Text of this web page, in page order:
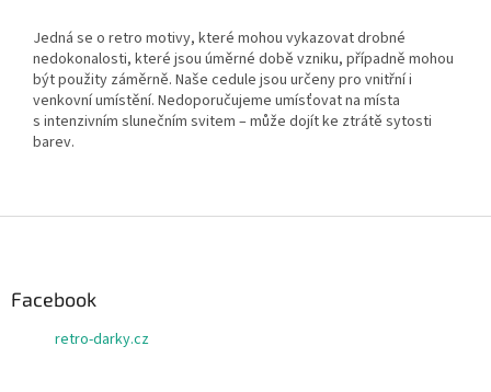
Jedná se o retro motivy, které mohou vykazovat drobné
nedokonalosti, které jsou úměrné době vzniku, případně mohou
být použity záměrně. Naše cedule jsou určeny pro vnitřní i
venkovní umístění. Nedoporučujeme umísťovat na místa
s intenzivním slunečním svitem – může dojít ke ztrátě sytosti
barev.
Facebook
retro-darky.cz